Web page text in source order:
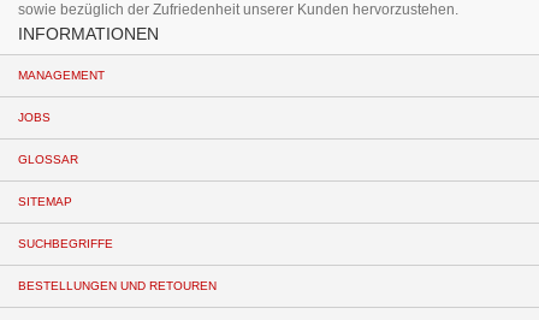
sowie bezüglich der Zufriedenheit unserer Kunden hervorzustehen.
INFORMATIONEN
MANAGEMENT
JOBS
GLOSSAR
SITEMAP
SUCHBEGRIFFE
BESTELLUNGEN UND RETOUREN